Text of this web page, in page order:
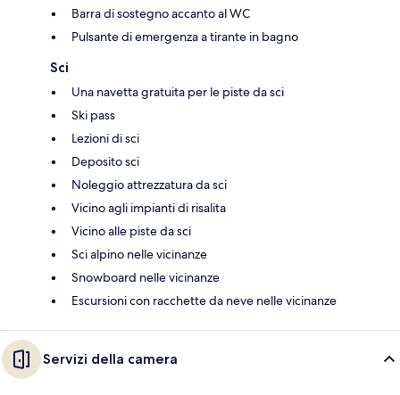
Barra di sostegno accanto al WC
Pulsante di emergenza a tirante in bagno
Sci
Una navetta gratuita per le piste da sci
Ski pass
Lezioni di sci
Deposito sci
Noleggio attrezzatura da sci
Vicino agli impianti di risalita
Vicino alle piste da sci
Sci alpino nelle vicinanze
Snowboard nelle vicinanze
Escursioni con racchette da neve nelle vicinanze
Servizi della camera